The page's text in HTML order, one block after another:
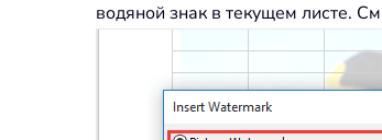
водяной знак в текущем листе.